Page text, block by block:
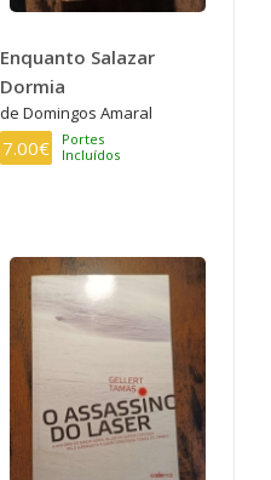
Enquanto Salazar
Dormia
de Domingos Amaral
7.00€
Portes
Incluídos